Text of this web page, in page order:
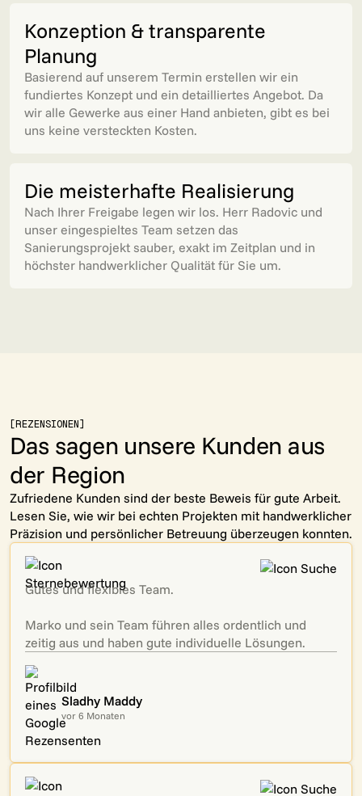
Konzeption & transparente
Planung
Basierend auf unserem Termin erstellen wir ein
fundiertes Konzept und ein detailliertes Angebot. Da
wir alle Gewerke aus einer Hand anbieten, gibt es bei
uns keine versteckten Kosten.
Die meisterhafte Realisierung
Nach Ihrer Freigabe legen wir los. Herr Radovic und
unser eingespieltes Team setzen das
Sanierungsprojekt sauber, exakt im Zeitplan und in
höchster handwerklicher Qualität für Sie um.
[REZENSIONEN]
Das sagen unsere Kunden aus
der Region
Zufriedene Kunden sind der beste Beweis für gute Arbeit.
Lesen Sie, wie wir bei echten Projekten mit handwerklicher
Präzision und persönlicher Betreuung überzeugen konnten.
Gutes und flexibles Team.
Marko und sein Team führen alles ordentlich und
zeitig aus und haben gute individuelle Lösungen.
Sladhy Maddy
vor 6 Monaten